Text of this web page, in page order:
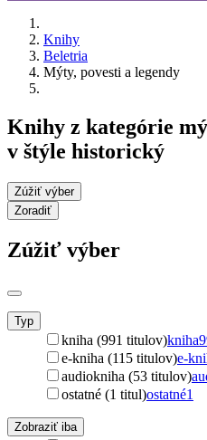
Knihy
Beletria
Mýty, povesti a legendy
Knihy z kategórie
v štýle historický
Zúžiť výber
Zoradiť
Zúžiť výber
Typ
kniha (991 titulov)kniha
e-kniha (115 titulov)e-
audiokniha (53 titulov)
ostatné (1 titul)ostatné1
Zobraziť iba